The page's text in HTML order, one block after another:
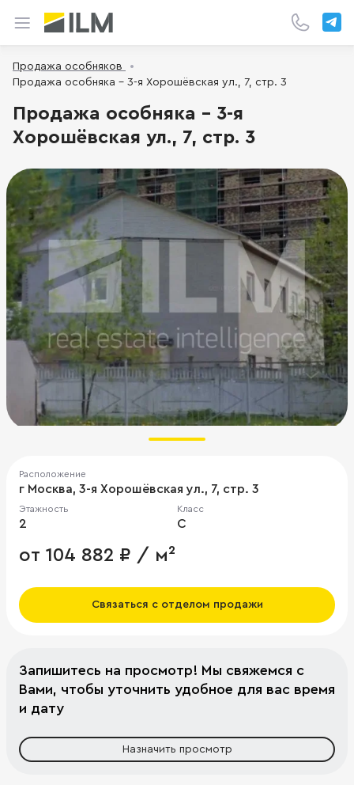
Продажа особняков
Продажа особняка - 3-я Хорошёвская ул., 7, стр. 3
Продажа особняка - 3-я
Хорошёвская ул., 7, стр. 3
Расположение
г Москва, 3-я Хорошёвская ул., 7, стр. 3
Этажность
2
Класс
C
от 104 882 ₽ / м²
Связаться с отделом продажи
Запишитесь на просмотр! Мы свяжемся с
Вами, чтобы уточнить удобное для вас время
и дату
Назначить просмотр